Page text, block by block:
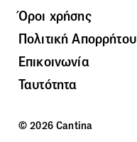
Όροι χρήσης
Πολιτική Απορρήτου
Επικοινωνία
Ταυτότητα
© 2026 Cantina